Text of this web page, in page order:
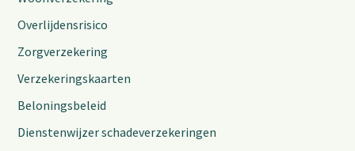
Overlijdensrisico
Zorgverzekering
Verzekeringskaarten
Beloningsbeleid
Dienstenwijzer schadeverzekeringen